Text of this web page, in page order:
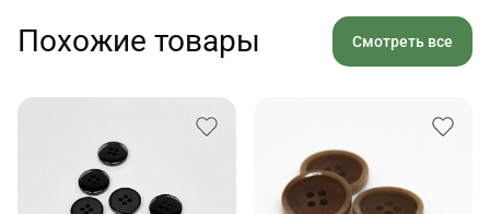
Похожие товары Смотреть все